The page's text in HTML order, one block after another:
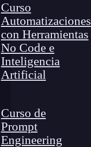
Curso
Automatizaciones
con Herramientas
No Code e
Inteligencia
Artificial
Curso de
Prompt
Engineering